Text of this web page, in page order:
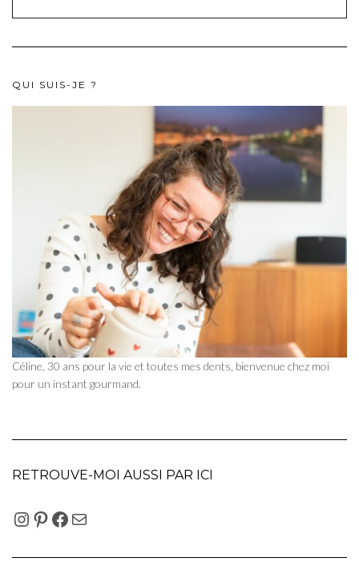
QUI SUIS-JE ?
Céline, 30 ans pour la vie et toutes mes dents, bienvenue chez moi
pour un instant gourmand.
RETROUVE-MOI AUSSI PAR ICI
INSTAGRAM
PINTEREST
FACEBOOK
E-MAIL